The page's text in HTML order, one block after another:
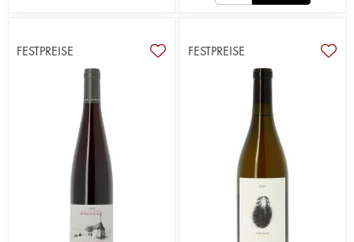
FESTPREISE FESTPREISE